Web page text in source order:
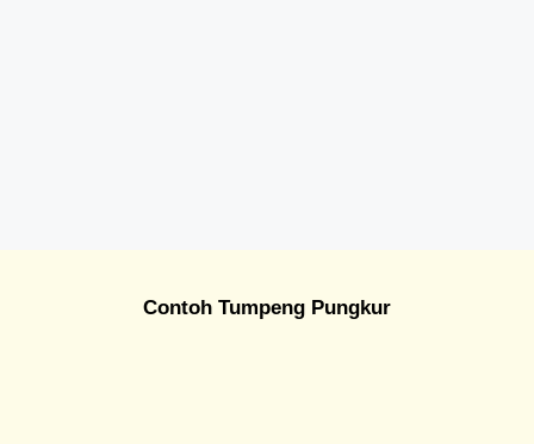
Contoh Tumpeng Pungkur